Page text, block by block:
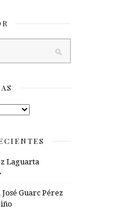
Laguarta
José Guarc Pérez